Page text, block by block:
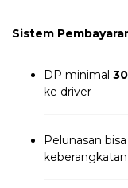
Sistem
DP minimal
ke driver
Pelunasan
keberangkatan